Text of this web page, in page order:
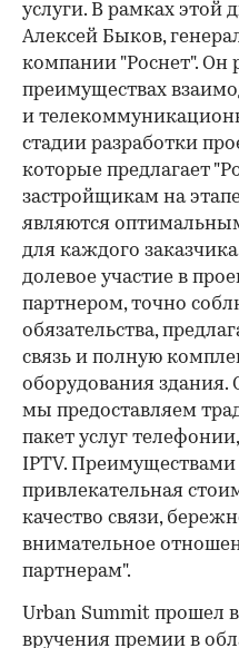
услуги. В рамках этой
Алексей Быков,
компании "Роснет". Он
преимуществах
и
стадии разработки
которые предлагает
застройщикам на
являются
для каждого
долевое участие в
партнером, точно
обязательства,
связь и полную
оборудования
мы предоставляем
пакет услуг
IPTV. Преимуществами
привлекательная
качество связи,
внимательное
партнерам".
Urban Summit прошел
вручения премии в